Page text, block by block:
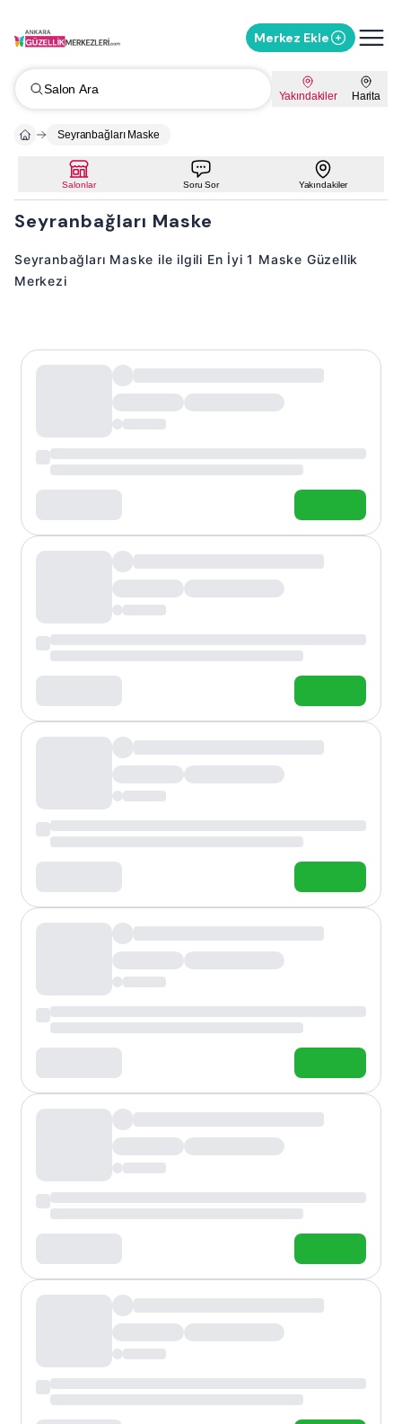
Merkez Ekle
Salon Ara Yakındakiler Harita
Seyranbağları Maske
Salonlar Soru Sor Yakındakiler
Seyranbağları Maske
Seyranbağları Maske ile ilgili En İyi 1 Maske Güzellik
Merkezi